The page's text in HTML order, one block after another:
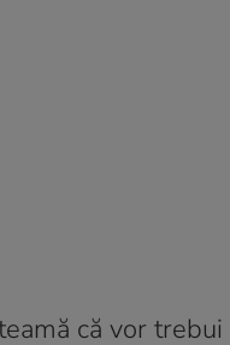
că vor